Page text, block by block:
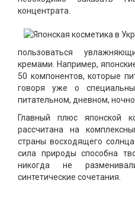
концентрата.
пользоваться
кремами. Например,
50 компонентов, которые
говоря уже о
питательном, дневном,
Главный плюс японской
рассчитана на
страны восходящего
сила природы способна
никогда не
синтетические сочетания.